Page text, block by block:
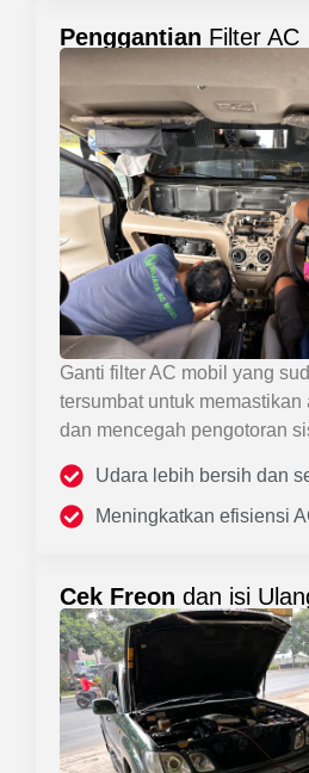
Penggantian Filter AC
Ganti filter AC mobil yang
tersumbat untuk
dan mencegah pengotoran
Udara lebih bersih dan
Meningkatkan efisiensi
Cek Freon dan isi